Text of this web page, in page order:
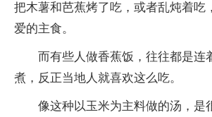
把木薯和芭蕉烤了吃，或者乱炖着吃
爱的主食。
而有些人做香蕉饭，往往都是连
煮，反正当地人就喜欢这么吃。
像这种以玉米为主料做的汤，是